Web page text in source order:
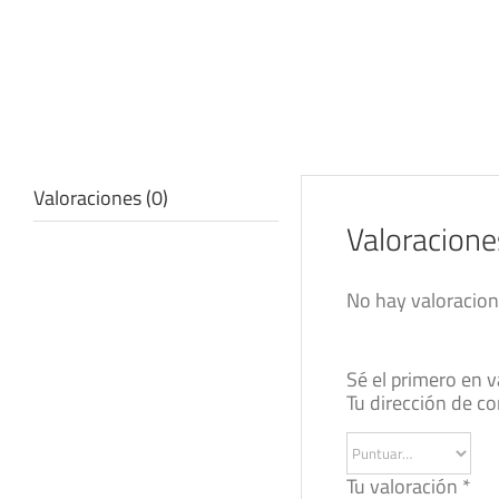
Valoraciones (0)
No hay
Sé el primero en
Tu dirección de
Tu valoración *